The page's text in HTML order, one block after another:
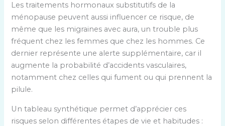
Les traitements hormonaux substitutifs de la
ménopause peuvent aussi influencer ce risque, de
même que les migraines avec aura, un trouble plus
fréquent chez les femmes que chez les hommes. Ce
dernier représente une alerte supplémentaire, car il
augmente la probabilité d’accidents vasculaires,
notamment chez celles qui fument ou qui prennent la
pilule.
Un tableau synthétique permet d’apprécier ces
risques selon différentes étapes de vie et habitudes :